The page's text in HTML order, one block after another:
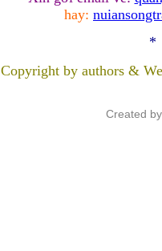
hay:
*
Copyright by authors &
Created